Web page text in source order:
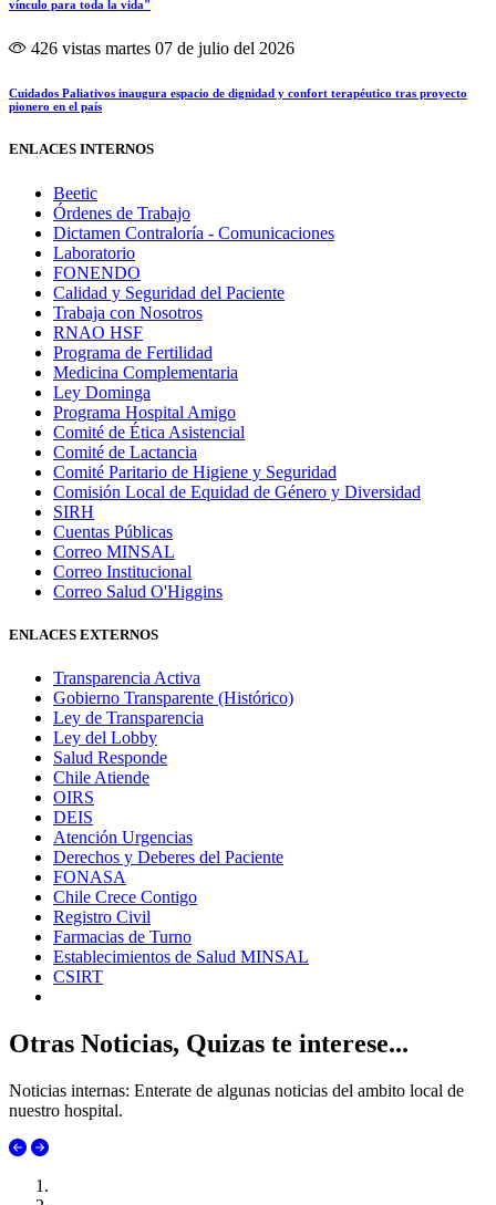
vínculo para toda la vida"
426 vistas martes 07 de julio del 2026
Cuidados Paliativos inaugura espacio de dignidad y confort terapéutico tras proyecto
pionero en el país
ENLACES INTERNOS
Beetic
Órdenes de Trabajo
Dictamen Contraloría - Comunicaciones
Laboratorio
FONENDO
Calidad y Seguridad del Paciente
Trabaja con Nosotros
RNAO HSF
Programa de Fertilidad
Medicina Complementaria
Ley Dominga
Programa Hospital Amigo
Comité de Ética Asistencial
Comité de Lactancia
Comité Paritario de Higiene y Seguridad
Comisión Local de Equidad de Género y Diversidad
SIRH
Cuentas Públicas
Correo MINSAL
Correo Institucional
Correo Salud O'Higgins
ENLACES EXTERNOS
Transparencia Activa
Gobierno Transparente (Histórico)
Ley de Transparencia
Ley del Lobby
Salud Responde
Chile Atiende
OIRS
DEIS
Atención Urgencias
Derechos y Deberes del Paciente
FONASA
Chile Crece Contigo
Registro Civil
Farmacias de Turno
Establecimientos de Salud MINSAL
CSIRT
Otras Noticias, Quizas te interese...
Noticias internas: Enterate de algunas noticias del ambito local de
nuestro hospital.